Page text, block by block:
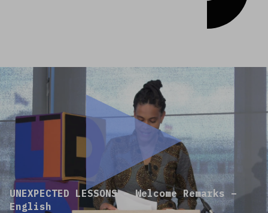
UNEXPECTED LESSONS – Welcome Remarks –
English